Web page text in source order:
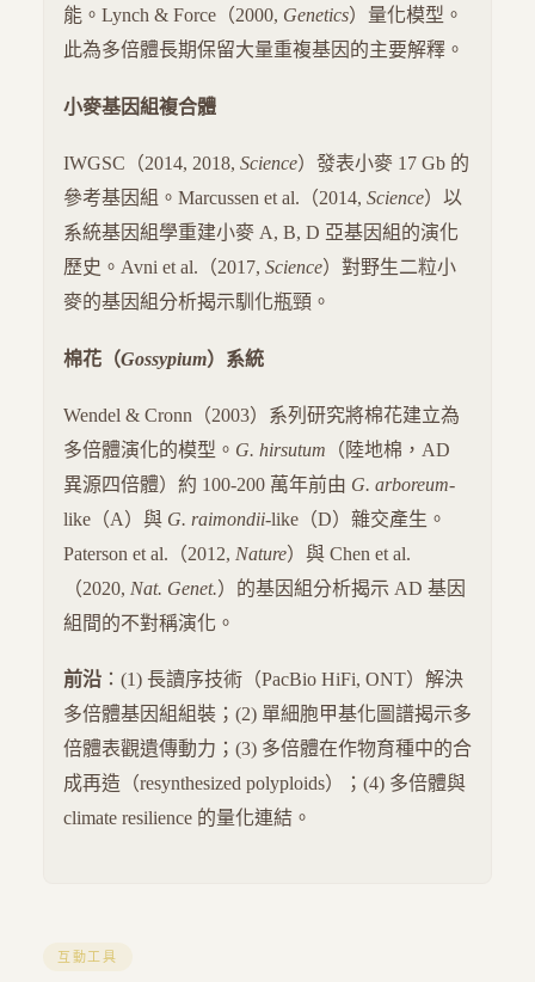
能。Lynch & Force（2000, Genetics）量化模型。
此為多倍體長期保留大量重複基因的主要解釋。
小麥基因組複合體
IWGSC（2014, 2018, Science）發表小麥 17 Gb 的
參考基因組。Marcussen et al.（2014, Science）以
系統基因組學重建小麥 A, B, D 亞基因組的演化
歷史。Avni et al.（2017, Science）對野生二粒小
麥的基因組分析揭示馴化瓶頸。
棉花（Gossypium）系統
Wendel & Cronn（2003）系列研究將棉花建立為
多倍體演化的模型。 G. hirsutum （陸地棉，AD
異源四倍體）約 100-200 萬年前由 G. arboreum-
like（A）與 G. raimondii-like（D）雜交產生。
Paterson et al.（2012, Nature）與 Chen et al.
（2020, Nat. Genet.）的基因組分析揭示 AD 基因
組間的不對稱演化。
前沿 ：(1) 長讀序技術（PacBio HiFi, ONT）解決
多倍體基因組組裝；(2) 單細胞甲基化圖譜揭示多
倍體表觀遺傳動力；(3) 多倍體在作物育種中的合
成再造（resynthesized polyploids）；(4) 多倍體與
climate resilience 的量化連結。
互動工具